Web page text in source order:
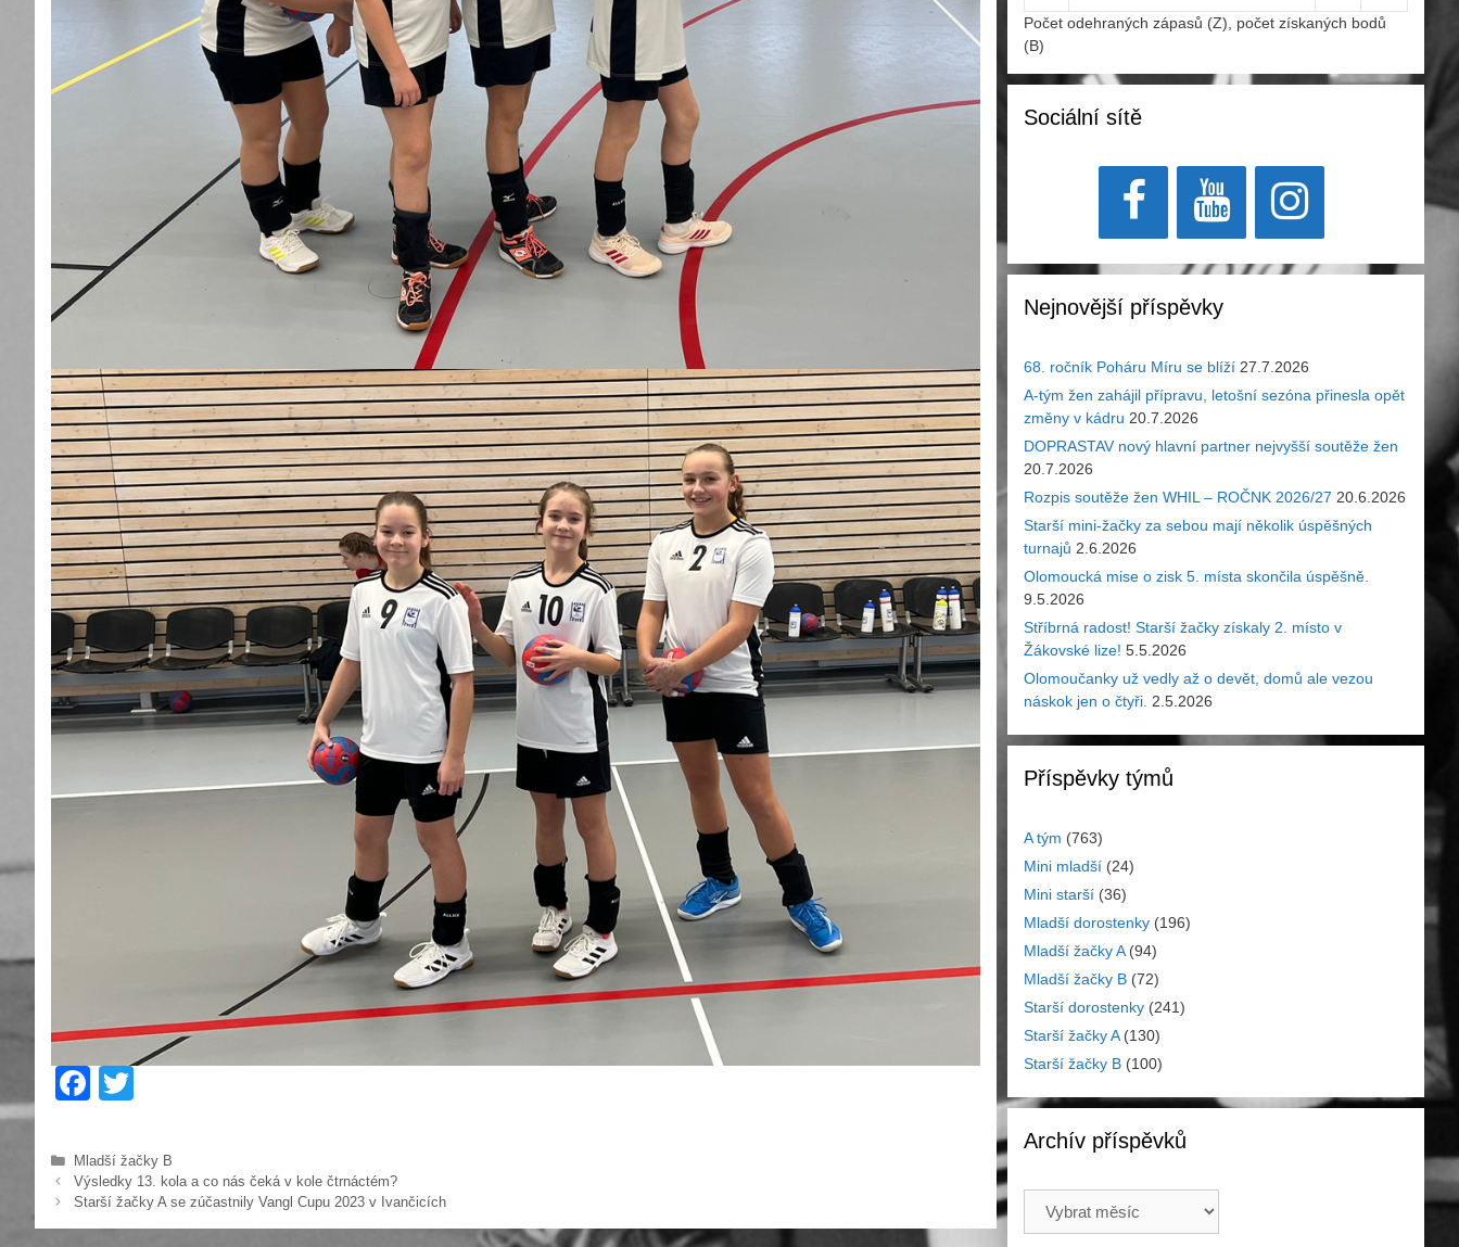
F
c
e
b
tt
er
Rubriky
Mladší žačky B
Výsledky 13. kola a co nás čeká v kole čtrnáctém?
Starší žačky A se zúčastnily Vangl Cupu 2023 v Ivančicích
Počet odehraných zápasů (Z), počet získaných bodů
(B)
Sociální sítě
Nejnovější příspěvky
68. ročník Poháru Míru se blíží 27.7.2026
A-tým žen zahájil přípravu, letošní sezóna přinesla opět
změny v kádru 20.7.2026
DOPRASTAV nový hlavní partner nejvyšší soutěže žen
20.7.2026
Rozpis soutěže žen WHIL – ROČNK 2026/27 20.6.2026
Starší mini-žačky za sebou mají několik úspěšných
turnajů 2.6.2026
Olomoucká mise o zisk 5. místa skončila úspěšně.
9.5.2026
Stříbrná radost! Starší žačky získaly 2. místo v
Žákovské lize! 5.5.2026
Olomoučanky už vedly až o devět, domů ale vezou
náskok jen o čtyři. 2.5.2026
Příspěvky týmů
A tým (763)
Mini mladší (24)
Mini starší (36)
Mladší dorostenky (196)
Mladší žačky A(94)
Mladší žačky B (72)
Starší dorostenky (241)
Starší žačky A(130)
Starší žačky B (100)
Archív příspěvků
příspěvků